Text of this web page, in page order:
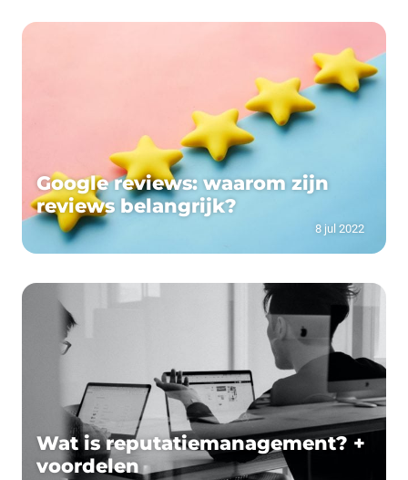
Google reviews: waarom zijn
reviews belangrijk?
8 jul 2022
Wat is reputatiemanagement? +
voordelen